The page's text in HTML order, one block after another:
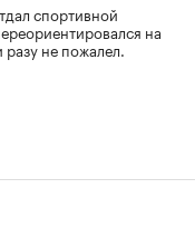
спортивной
на
не пожалел.